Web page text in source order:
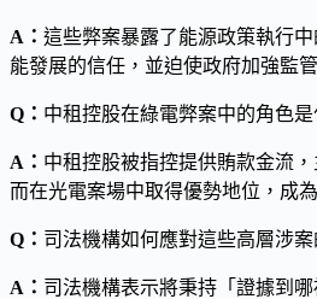
A： 這些弊案暴露了能源政策執行
能發展的信任，並迫使政府加強監
Q： 中租控股在綠電弊案中的角色是
A： 中租控股被指控提供賄款金流
而在光電案場中取得優勢地位，成
Q： 司法機構如何應對這些高層涉案
A： 司法機構表示將秉持「證據到